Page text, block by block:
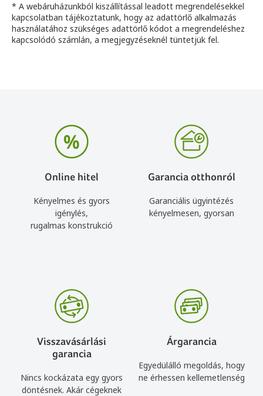
* A webáruházunkból kiszállítással leadott megrendelésekkel
kapcsolatban tájékoztatunk, hogy az adattörlő alkalmazás
használatához szükséges adattörlő kódot a megrendeléshez
kapcsolódó számlán, a megjegyzéseknél tüntetjük fel.
Online hitel
Kényelmes és gyors
igénylés,
rugalmas konstrukció
Garancia otthonról
Garanciális ügyintézés
kényelmesen, gyorsan
Visszavásárlási
garancia
Nincs kockázata egy gyors
döntésnek. Akár cégeknek
Árgarancia
Egyedülálló megoldás, hogy
ne érhessen kellemetlenség